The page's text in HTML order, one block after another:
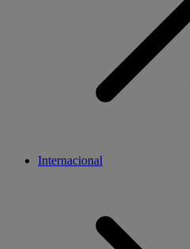
Internacional